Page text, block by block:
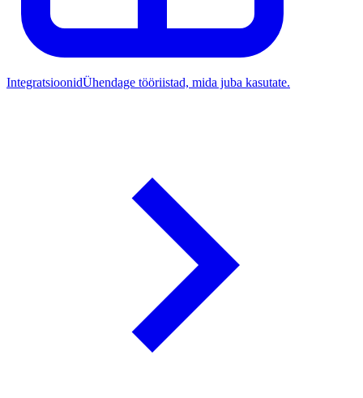
IntegratsioonidÜhendage tööriistad, mida juba kasutate.